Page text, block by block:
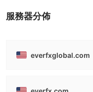
服務器分佈
everfxglobal.com